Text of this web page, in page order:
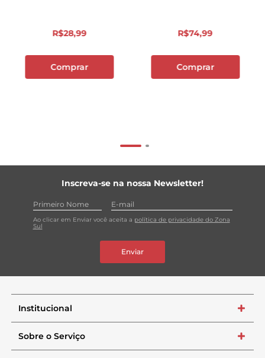
R$28,99
Comprar
R$74,99
Comprar
Inscreva-se na nossa Newsletter!
Ao clicar em Enviar você aceita a política de privacidade do Zona
Sul
Enviar
Institucional +
Sobre o Serviço +